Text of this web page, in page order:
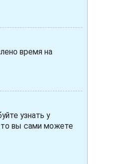
время на
узнать у
то вы сами можете